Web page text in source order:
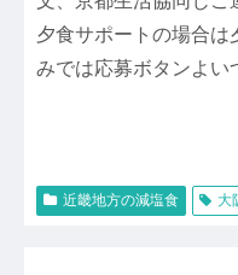
夕食サポートの場合は
みでは応募ボタンよい
近畿地方の減塩食 大